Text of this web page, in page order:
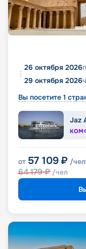
26 октября 2026
29 октября 2026
Вы посетите 1
Jaz
от 57 109 ₽ /чел
64 179₽ /чел